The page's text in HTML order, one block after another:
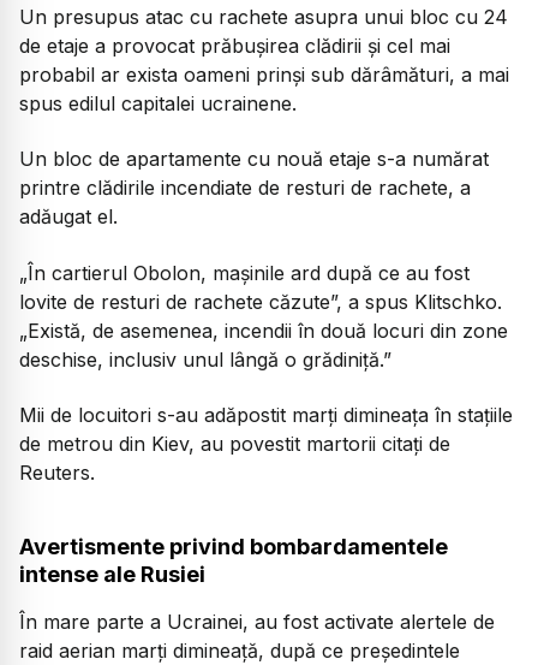
Un presupus atac cu rachete asupra unui bloc cu 24
de etaje a provocat prăbușirea clădirii și cel mai
probabil ar exista oameni prinși sub dărâmături, a mai
spus edilul capitalei ucrainene.
Un bloc de apartamente cu nouă etaje s-a numărat
printre clădirile incendiate de resturi de rachete, a
adăugat el.
„În cartierul Obolon, mașinile ard după ce au fost
lovite de resturi de rachete căzute”, a spus Klitschko.
„Există, de asemenea, incendii în două locuri din zone
deschise, inclusiv unul lângă o grădiniță.”
Mii de locuitori s-au adăpostit marți dimineața în stațiile
de metrou din Kiev, au povestit martorii citați de
Reuters.
Avertismente privind bombardamentele
intense ale Rusiei
În mare parte a Ucrainei, au fost activate alertele de
raid aerian marți dimineață, după ce președintele